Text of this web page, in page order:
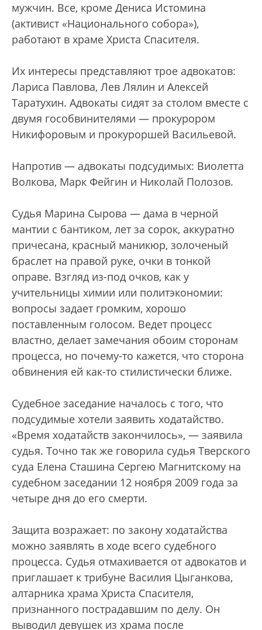
мужчин. Все, кроме Дениса Истомина
(активист «Национального собора»),
работают в храме Христа Спасителя.
Их интересы представляют трое адвокатов:
Лариса Павлова, Лев Лялин и Алексей
Таратухин. Адвокаты сидят за столом вместе с
двумя гособвинителями — прокурором
Никифоровым и прокуроршей Васильевой.
Напротив — адвокаты подсудимых: Виолетта
Волкова, Марк Фейгин и Николай Полозов.
Судья Марина Сырова — дама в черной
мантии с бантиком, лет за сорок, аккуратно
причесана, красный маникюр, золоченый
браслет на правой руке, очки в тонкой
оправе. Взгляд из-под очков, как у
учительницы химии или политэкономии:
вопросы задает громким, хорошо
поставленным голосом. Ведет процесс
властно, делает замечания обоим сторонам
процесса, но почему-то кажется, что сторона
обвинения ей как-то стилистически ближе.
Судебное заседание началось с того, что
подсудимые хотели заявить ходатайство.
«Время ходатайств закончилось», — заявила
судья. Точно так же говорила судья Тверского
суда Елена Сташина Сергею Магнитскому на
судебном заседании 12 ноября 2009 года за
четыре дня до его смерти.
Защита возражает: по закону ходатайства
можно заявлять в ходе всего судебного
процесса. Судья отмахивается от адвокатов и
приглашает к трибуне Василия Цыганкова,
алтарника храма Христа Спасителя,
признанного пострадавшим по делу. Он
выводил девушек из храма после